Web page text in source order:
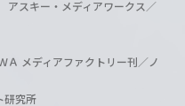
スキー・メディアワークス／
メディアファクトリー刊／ノ
研究所